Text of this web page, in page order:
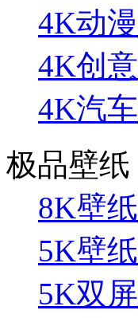
4K动漫
4K创意
4K汽车
极品壁纸
8K壁纸
5K壁纸
5K双屏